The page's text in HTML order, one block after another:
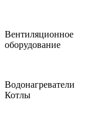
Вентиляционное
оборудование
Водонагреватели
Котлы